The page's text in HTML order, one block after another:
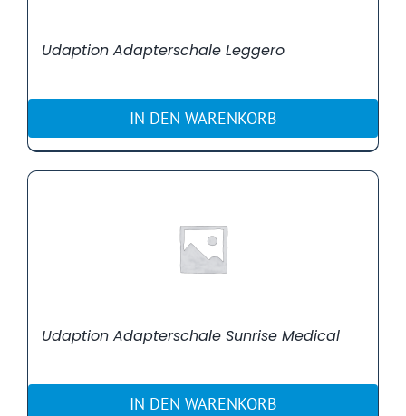
Udaption Adapterschale Leggero
IN DEN WARENKORB
Udaption Adapterschale Sunrise Medical
IN DEN WARENKORB